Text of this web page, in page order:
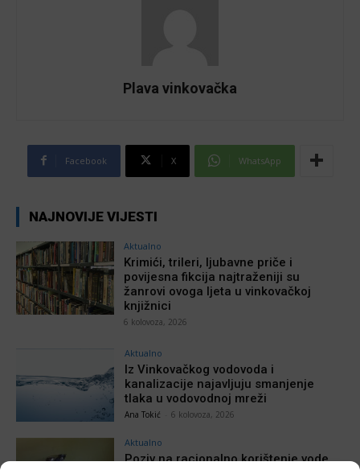
Plava vinkovačka
Facebook X WhatsApp
NAJNOVIJE VIJESTI
Aktualno
Krimići, trileri, ljubavne priče i
povijesna fikcija najtraženiji su
žanrovi ovoga ljeta u vinkovačkoj
knjižnici
6 kolovoza, 2026
Aktualno
Iz Vinkovačkog vodovoda i
kanalizacije najavljuju smanjenje
tlaka u vodovodnoj mreži
Ana Tokić 6 kolovoza, 2026
Aktualno
Poziv na racionalno korištenje vode